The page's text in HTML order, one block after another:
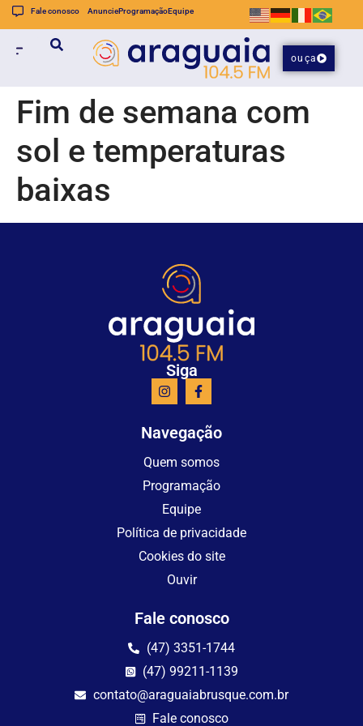
Fale conosco AnuncieProgramaçãoEquipe
ouça
Fim de semana com
sol e temperaturas
baixas
Siga
Navegação
Quem somos
Programação
Equipe
Política de privacidade
Cookies do site
Ouvir
Fale conosco
(47) 3351-1744
(47) 99211-1139
contato@araguaiabrusque.com.br
Fale conosco